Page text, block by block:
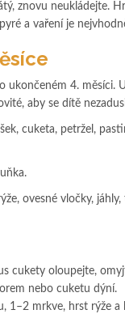
znovu neukládejte.
a vaření je
4. měsíci.
aby se dítě
cuketa, petržel,
ovesné vločky,
cukety oloupejte,
nebo cuketu dýní.
1–2 mrkve, hrst rýže